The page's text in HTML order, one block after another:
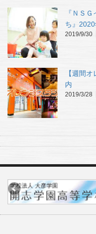
『ＮＳ
ち』
2019/9/30
【週間
内
2019/3/28